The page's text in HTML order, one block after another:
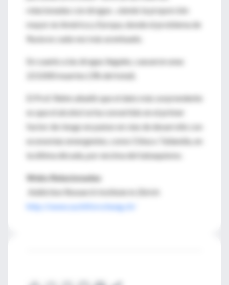
relacionadas con drogas-, siendo la proporción
mayor en América y Europa, donde el problema de
Rusia es cada vez más acentuado.
En cuanto a las drogas ilegales, causaron unas
223.000 muertes (3% del total).
El Prof. Rehm añadió que el dato más sorprendente
es que el alcohol se ha convertido en el primer
factor de riesgo en países en vías de desarrollo con
economías emergentes, como China o Tailandia, en
la última década, por encima del tabaquismo.
Webs Relacionadas
Addiction Research Institute in Zürich
http://www.suchtforschung.ch/